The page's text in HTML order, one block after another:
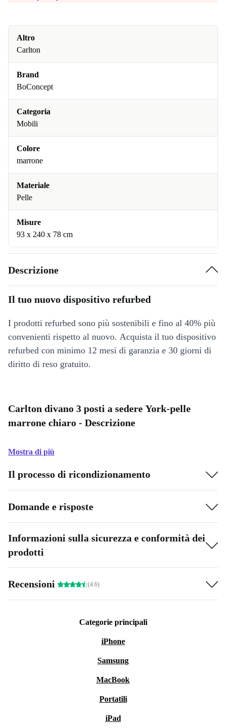
Altro
Carlton
Brand
BoConcept
Categoria
Mobili
Colore
marrone
Materiale
Pelle
Misure
93 x 240 x 78 cm
Descrizione
Il tuo nuovo dispositivo refurbed
I prodotti refurbed sono più sostenibili e fino al 40% più
convenienti rispetto al nuovo. Acquista il tuo dispositivo
refurbed con minimo 12 mesi di garanzia e 30 giorni di
diritto di reso gratuito.
Carlton divano 3 posti a sedere York-pelle
marrone chiaro - Descrizione
Mostra di più
Il processo di ricondizionamento
Domande e risposte
Informazioni sulla sicurezza e conformità dei
prodotti
Recensioni (4.6)
Categorie principali
iPhone
Samsung
MacBook
Portatili
iPad